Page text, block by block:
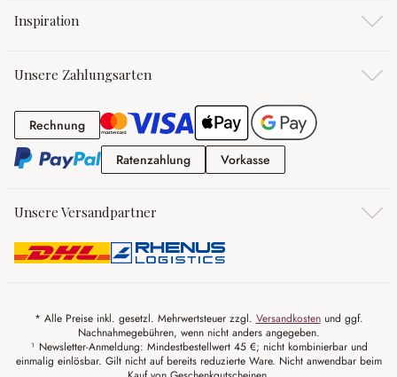
Inspiration
Unsere Zahlungsarten
RechnungRechnung
RatenzahlungRatenzahlung
Vorkasse
Unsere Versandpartner
* Alle Preise inkl. gesetzl. Mehrwertsteuer zzgl. Versandkostenund ggf.
Nachnahmegebühren, wenn nicht anders angegeben.
¹ Newsletter-Anmeldung: Mindestbestellwert 45 €; nicht kombinierbar und
einmalig einlösbar. Gilt nicht auf bereits reduzierte Ware. Nicht anwendbar beim